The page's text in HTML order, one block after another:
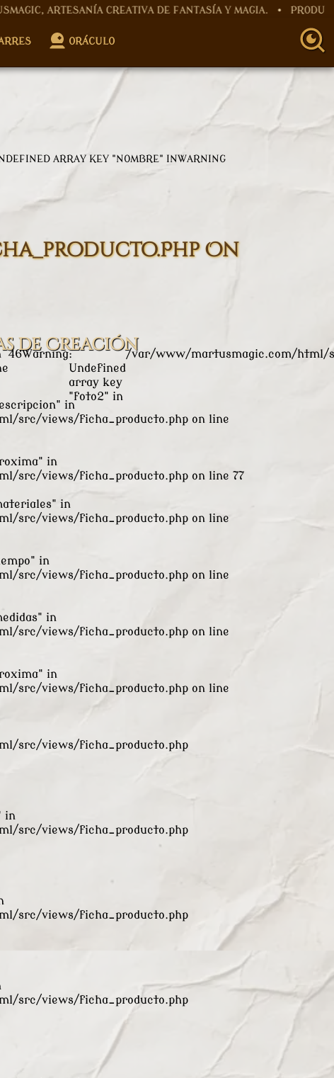
CREATIVA DE FANTASÍA Y MAGIA. • PRODUCTOS
ORÁCULO
WARNING
ARRAY KEY "NOMBRE" IN
On
46Warning:
Undefined
array key
"foto2" in
/var/www/martusmagic.com/html/
de Creación
in
src/views/ficha_producto.php on line
in
src/views/ficha_producto.php on line 77
in
src/views/ficha_producto.php on line
in
src/views/ficha_producto.php on line
in
src/views/ficha_producto.php on line
in
src/views/ficha_producto.php on line
src/views/ficha_producto.php
in
src/views/ficha_producto.php
src/views/ficha_producto.php
src/views/ficha_producto.php